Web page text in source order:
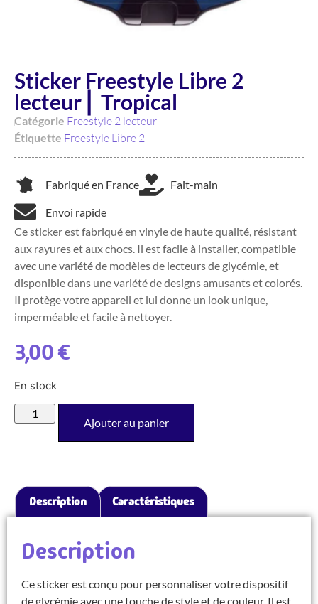
Sticker Freestyle Libre 2
lecteur ⎜ Tropical
Catégorie Freestyle 2 lecteur
Étiquette Freestyle Libre 2
Fabriqué en France Fait-main
Envoi rapide
Ce sticker est fabriqué en vinyle de haute qualité, résistant
aux rayures et aux chocs. Il est facile à installer, compatible
avec une variété de modèles de lecteurs de glycémie, et
disponible dans une variété de designs amusants et colorés.
Il protège votre appareil et lui donne un look unique,
imperméable et facile à nettoyer.
3,00€
En stock
Ajouter au panier
Description Caractéristiques
Description
Ce sticker est conçu pour personnaliser votre dispositif
de glycémie avec une touche de style et de couleur. Il est